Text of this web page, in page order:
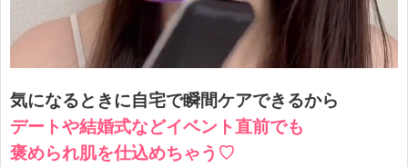
気になるときに自宅で瞬間ケアできるから
デートや結婚式などイベント直前でも
褒められ肌を仕込めちゃう♡